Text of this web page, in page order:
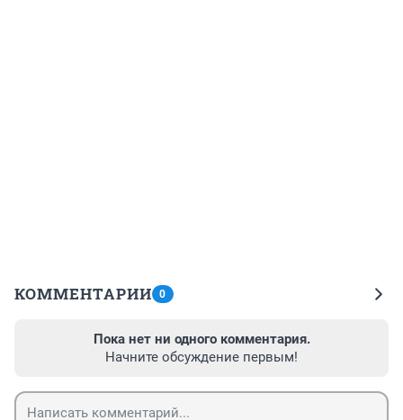
КОММЕНТАРИИ 0
Пока нет ни одного комментария.
Начните обсуждение первым!